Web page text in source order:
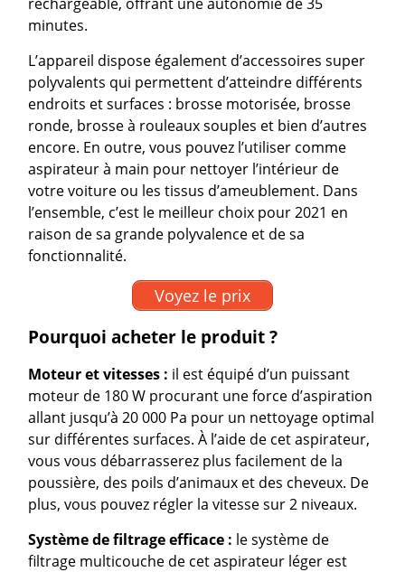
minutes.
L’appareil dispose également d’accessoires super
polyvalents qui permettent d’atteindre différents
endroits et surfaces : brosse motorisée, brosse
ronde, brosse à rouleaux souples et bien d’autres
encore. En outre, vous pouvez l’utiliser comme
aspirateur à main pour nettoyer l’intérieur de
votre voiture ou les tissus d’ameublement. Dans
l’ensemble, c’est le meilleur choix pour 2021 en
raison de sa grande polyvalence et de sa
fonctionnalité.
Voyez le prix
Pourquoi acheter le produit ?
Moteur et vitesses : il est équipé d’un puissant
moteur de 180 W procurant une force d’aspiration
allant jusqu’à 20 000 Pa pour un nettoyage optimal
sur différentes surfaces. À l’aide de cet aspirateur,
vous vous débarrasserez plus facilement de la
poussière, des poils d’animaux et des cheveux. De
plus, vous pouvez régler la vitesse sur 2 niveaux.
Système de filtrage efficace : le système de
filtrage multicouche de cet aspirateur léger est